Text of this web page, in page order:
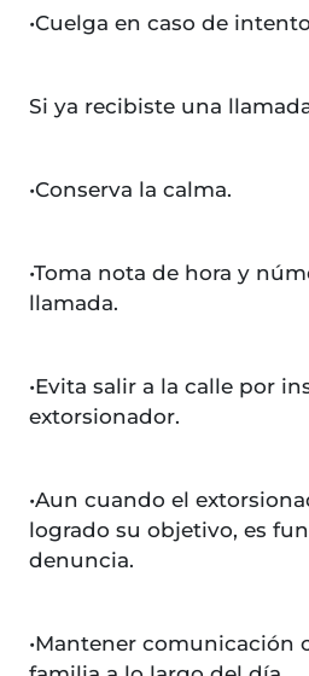
•Cuelga en caso de
Si ya recibiste una
•Conserva la calma.
•Toma nota de hora y
llamada.
•Evita salir a la calle por
extorsionador.
•Aun cuando el
logrado su objetivo, es
denuncia.
•Mantener comunicación